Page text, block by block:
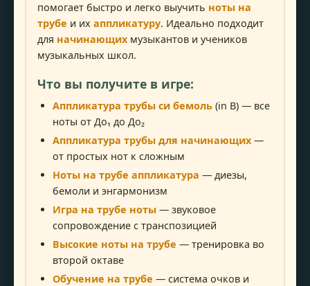
помогает быстро и легко выучить ноты на
трубе и их аппликатуру. Идеально подходит
для начинающих музыкантов и учеников
музыкальных школ.
Что вы получите в игре:
Аппликатура трубы си бемоль (in B) — все
ноты от До₁ до До₂
Аппликатура трубы для начинающих —
от простых нот к сложным
Ноты на трубе аппликатура — диезы,
бемоли и энгармонизм
Игра на трубе ноты — звуковое
сопровождение с транспозицией
Высокие ноты на трубе — тренировка во
второй октаве
Обучение на трубе — система очков и